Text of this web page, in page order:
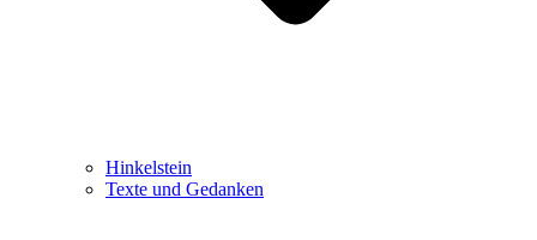
Hinkelstein
Texte und Gedanken